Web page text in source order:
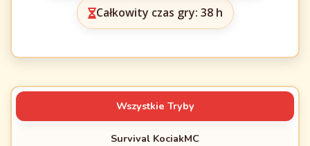
Całkowity czas gry: 38 h
Wszystkie Tryby
Survival KociakMC